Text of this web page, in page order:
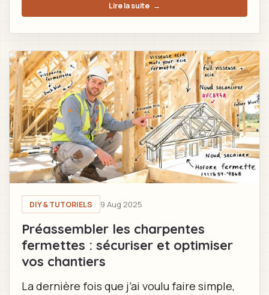
Lire la suite →
DIY & TUTORIELS 9 Aug 2025
Préassembler les charpentes
fermettes : sécuriser et optimiser
vos chantiers
La dernière fois que j’ai voulu faire simple,